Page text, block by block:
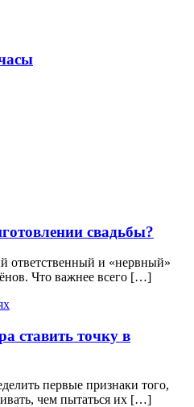
свадьбы?
ответственный и «нервный»
Что важнее всего […]
ставить точку в
первые признаки того,
чем пытаться их […]